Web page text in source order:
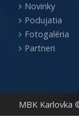
MBK Karlovka
Novinky
Podujatia
Fotogaléria
Partneri